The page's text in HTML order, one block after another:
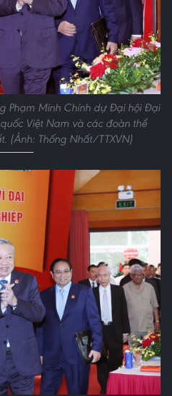
Phạm Minh Chính dự Đại hội Đại
Việt Nam và các đoàn thể
(Ảnh: Thống Nhất/TTXVN)